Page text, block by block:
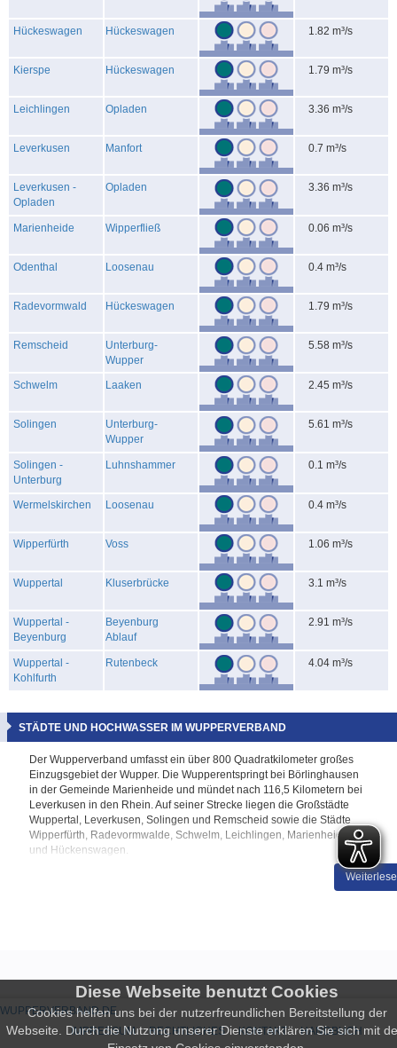
Hückeswagen Hückeswagen 1.82 m³/s
Kierspe Hückeswagen 1.79 m³/s
Leichlingen Opladen 3.36 m³/s
Leverkusen Manfort 0.7 m³/s
Leverkusen -
Opladen
Opladen 3.36 m³/s
Marienheide Wipperfließ 0.06 m³/s
Odenthal Loosenau 0.4 m³/s
Radevormwald Hückeswagen 1.79 m³/s
Remscheid
Unterburg-
Wupper
5.58 m³/s
Schwelm Laaken 2.45 m³/s
Solingen
Unterburg-
Wupper
5.61 m³/s
Solingen -
Unterburg
Luhnshammer 0.1 m³/s
Wermelskirchen Loosenau 0.4 m³/s
Wipperfürth Voss 1.06 m³/s
Wuppertal Kluserbrücke 3.1 m³/s
Wuppertal -
Beyenburg
Beyenburg
Ablauf
2.91 m³/s
Wuppertal -
Kohlfurth
Rutenbeck 4.04 m³/s
STÄDTE UND HOCHWASSER IM WUPPERVERBAND
Der Wupperverband umfasst ein über 800 Quadratkilometer großes
Einzugsgebiet der Wupper. Die Wupperentspringt bei Börlinghausen
in der Gemeinde Marienheide und mündet nach 116,5 Kilometern bei
Leverkusen in den Rhein. Auf seiner Strecke liegen die Großstädte
Wuppertal, Leverkusen, Solingen und Remscheid sowie die Städte
Wipperfürth, Radevormwalde, Schwelm, Leichlingen, Marienheide
und Hückenswagen.
Insgesamt leben in den Städten und Gemeinden des Einzugsgebietes
der Wupper fast eine Million Menschen. Schon seit vielen hundert
Doch gleichzeitig waren die Städte an der Wupper durch ihre Lage
auch immer wieder von Hochwasser betroffen. Im Jahre 1890 wurde
mit der großen Flut der bisherige Höchststand erreicht. Nachdem
Anfang des 20. Jahrhunderts mehrere weitere verheerende Wupper-
WUPPERVERBAND.DE
IMPRESSUM
RECHTLICHES KONTAKT HANDBUCH
Diese Webseite benutzt Cookies
Cookies helfen uns bei der nutzerfreundlichen Bereitstellung der
Webseite. Durch die Nutzung unserer Dienste erklären Sie sich mit